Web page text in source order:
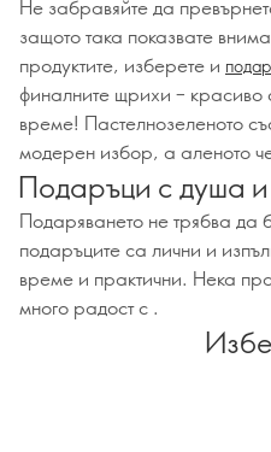
Не забравяйте да
защото така показвате
продуктите, изберете и
финалните щрихи – красиво
време! Пастелнозеленото
модерен избор, а аленото
Подаръци с душа
Подаряването не трябва да
подаръците са лични и
време и практични. Нека
много радост с .